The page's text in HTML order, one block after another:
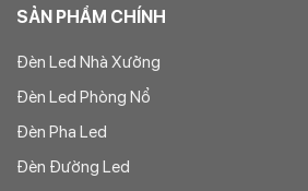
SẢN PHẨM CHÍNH
Đèn Led Nhà Xưởng
Đèn Led Phòng Nổ
Đèn Pha Led
Đèn Đường Led